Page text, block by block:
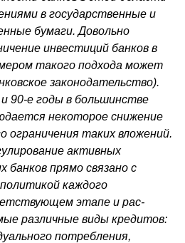
в государственные и
бумаги. Довольно
инвестиций банков в
такого подхода может
законодательство).
90-е годы в большинстве
некоторое снижение
ограниче­ния таких вложений.
активных
банков прямо связано с
каждого
этапе и рас­
различные виды кредитов:
потребления,